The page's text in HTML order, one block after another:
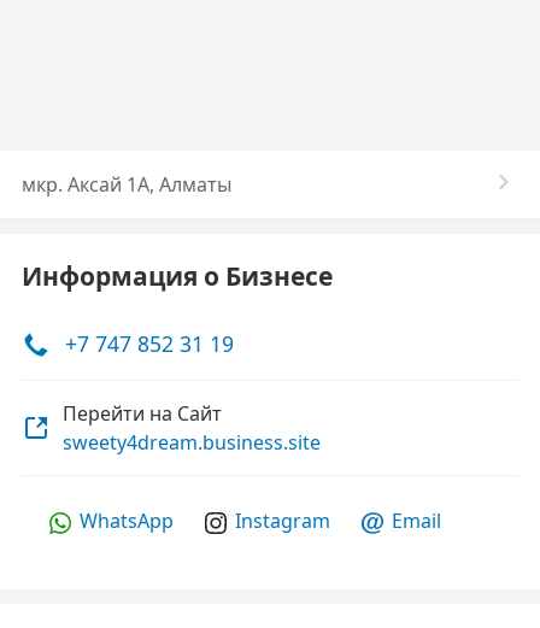
мкр. Аксай 1А, Алматы
Информация о Бизнесе
+7 747 852 31 19
Перейти на Сайт
sweety4dream.business.site
WhatsApp Instagram Email